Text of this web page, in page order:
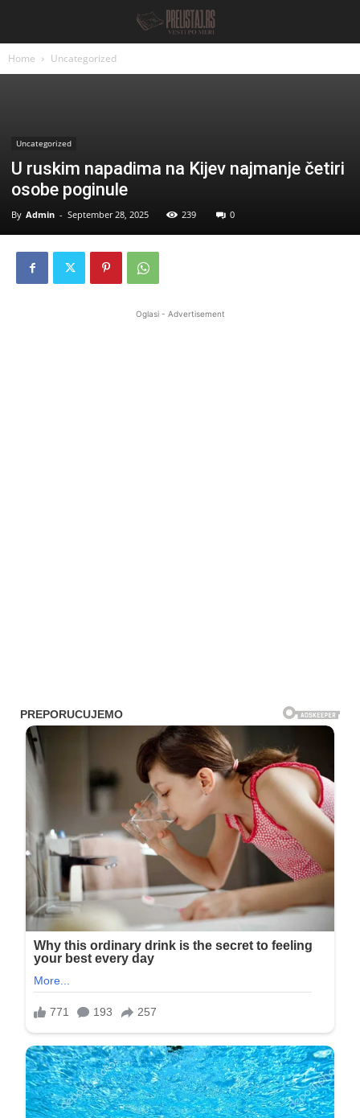
Home Uncategorized
Uncategorized
U ruskim napadima na Kijev najmanje četiri
osobe poginule
By Admin - September 28, 2025 239 0
Oglasi - Advertisement